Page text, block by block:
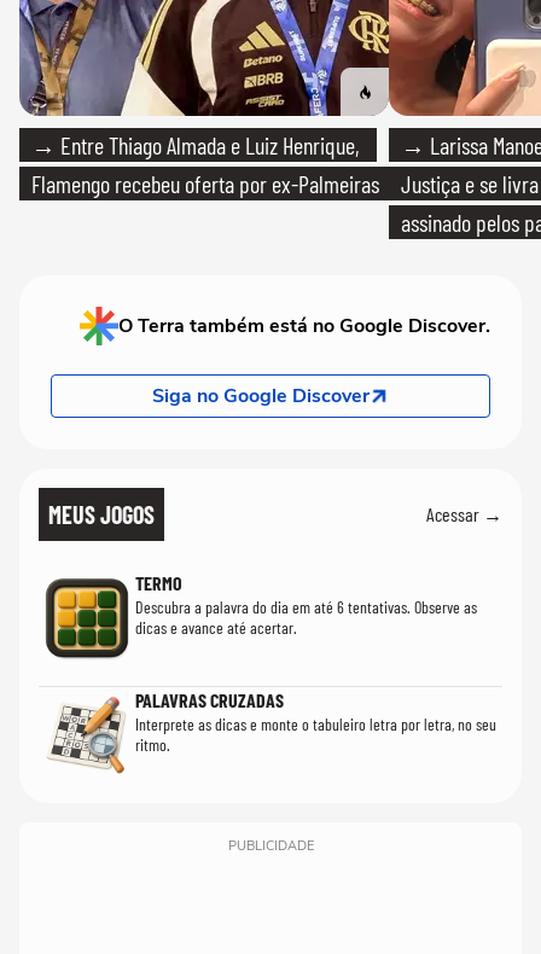
→ Entre Thiago Almada e Luiz Henrique,
Flamengo recebeu oferta por ex-Palmeiras
→ Larissa
Justiça e se
assinado pelos
O Terra também está no Google Discover.
Siga no Google Discover
MEUS JOGOS Acessar →
TERMO
Descubra a palavra do dia em até 6 tentativas. Observe as
dicas e avance até acertar.
PALAVRAS CRUZADAS
Interprete as dicas e monte o tabuleiro letra por letra, no seu
ritmo.
PUBLICIDADE